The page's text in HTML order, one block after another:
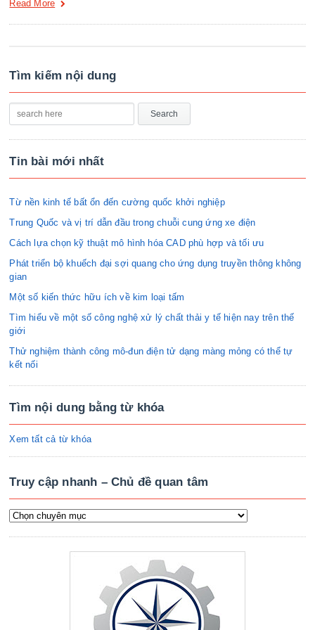
Read More
Tìm kiếm nội dung
Tin bài mới nhất
Từ nền kinh tế bất ổn đến cường quốc khởi nghiệp
Trung Quốc và vị trí dẫn đầu trong chuỗi cung ứng xe điện
Cách lựa chọn kỹ thuật mô hình hóa CAD phù hợp và tối ưu
Phát triển bộ khuếch đại sợi quang cho ứng dụng truyền thông không
gian
Một số kiến thức hữu ích về kim loại tấm
Tìm hiểu về một số công nghệ xử lý chất thải y tế hiện nay trên thế
giới
Thử nghiệm thành công mô-đun điện tử dạng màng mỏng có thể tự
kết nối
Tìm nội dung bằng từ khóa
Xem tất cả từ khóa
Truy cập nhanh – Chủ đề quan tâm